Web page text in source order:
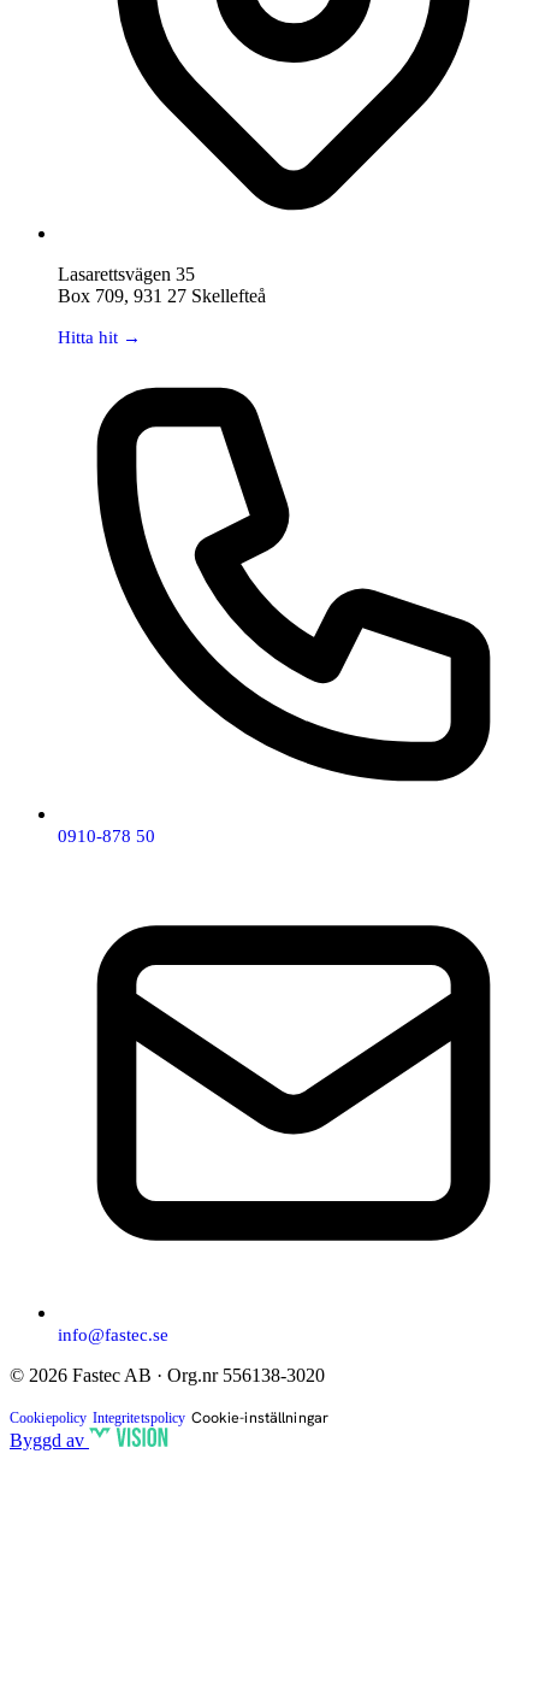
Lasarettsvägen 35
Box 709, 931 27 Skellefteå
Hitta hit →
0910-878 50
info@fastec.se
© 2026 Fastec AB · Org.nr 556138-3020
Cookiepolicy Integritetspolicy Cookie-inställningar
Byggd av